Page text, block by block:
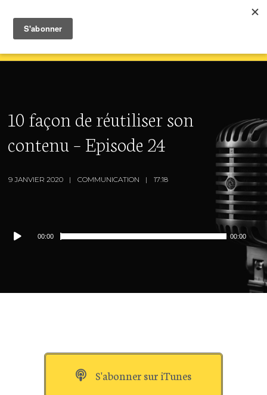
10 façon de réutiliser son
contenu – Episode 24
9 JANVIER 2020 COMMUNICATION 17:18
Lecteur
00:00 00:00
S'abonner sur iTunes